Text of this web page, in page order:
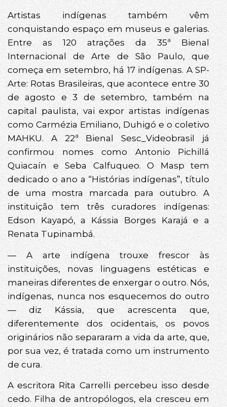
Artistas indígenas também vêm
conquistando espaço em museus e galerias.
Entre as 120 atrações da 35ª Bienal
Internacional de Arte de São Paulo, que
começa em setembro, há 17 indígenas. A SP-
Arte: Rotas Brasileiras, que acontece entre 30
de agosto e 3 de setembro, também na
capital paulista, vai expor artistas indígenas
como Carmézia Emiliano, Duhigó e o coletivo
MAHKU. A 22ª Bienal Sesc_Videobrasil já
confirmou nomes como Antonio Pichillá
Quiacaín e Seba Calfuqueo. O Masp tem
dedicado o ano a “Histórias indígenas”, título
de uma mostra marcada para outubro. A
instituição tem três curadores indígenas:
Edson Kayapó, a Kássia Borges Karajá e a
Renata Tupinambá.
— A arte indígena trouxe frescor às
instituições, novas linguagens estéticas e
maneiras diferentes de enxergar o outro. Nós,
indígenas, nunca nos esquecemos do outro
— diz Kássia, que acrescenta que,
diferentemente dos ocidentais, os povos
originários não separaram a vida da arte, que,
por sua vez, é tratada como um instrumento
de cura.
A escritora Rita Carrelli percebeu isso desde
cedo. Filha de antropólogos, ela cresceu em